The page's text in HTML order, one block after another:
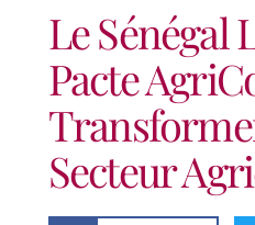
Le Sénégal
Pacte
Secteur